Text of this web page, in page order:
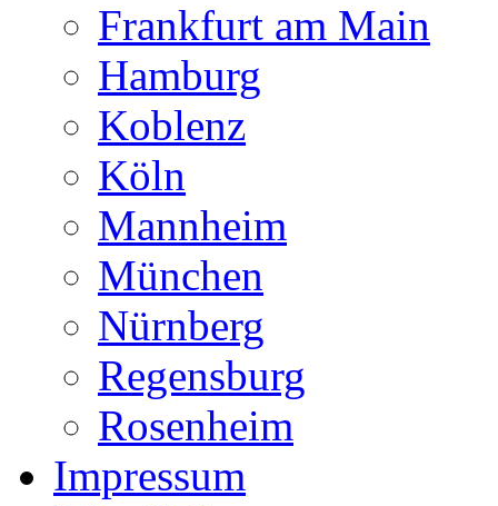
Frankfurt am Main
Hamburg
Koblenz
Köln
Mannheim
München
Nürnberg
Regensburg
Rosenheim
Impressum